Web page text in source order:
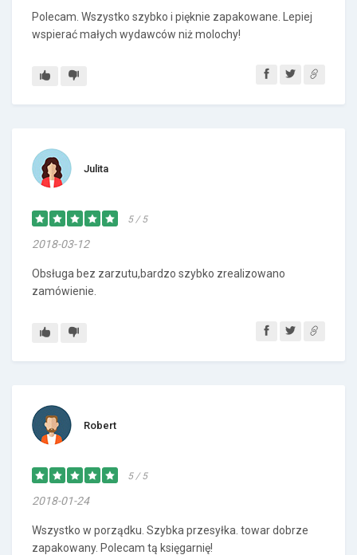
Polecam. Wszystko szybko i pięknie zapakowane. Lepiej
wspierać małych wydawców niż molochy!
Julita
5 / 5
2018-03-12
Obsługa bez zarzutu,bardzo szybko zrealizowano
zamówienie.
Robert
5 / 5
2018-01-24
Wszystko w porządku. Szybka przesyłka. towar dobrze
zapakowany. Polecam tą księgarnię!